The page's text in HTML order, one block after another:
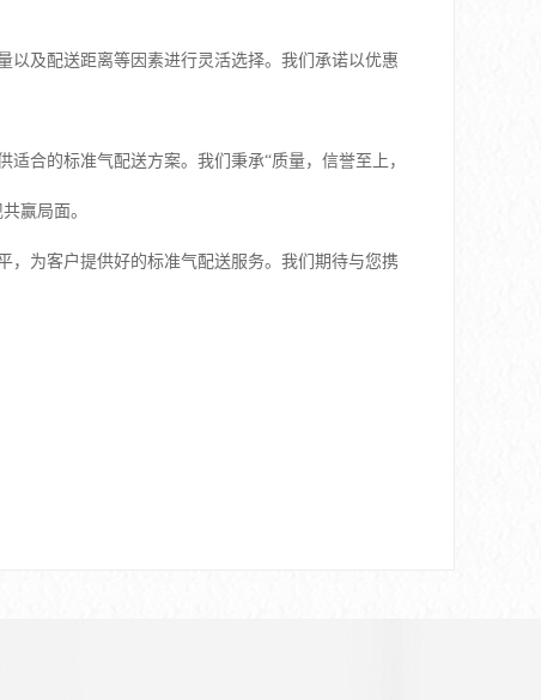
以及配送距离等因素进行灵活选择。我们承诺以优惠
合的标准气配送方案。我们秉承“质量，信誉至上，
赢局面。
，为客户提供好的标准气配送服务。我们期待与您携